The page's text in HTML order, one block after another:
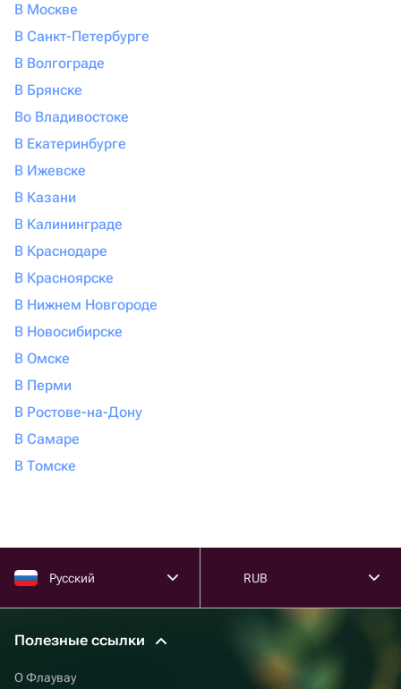
В Москве
В Санкт-Петербурге
В Волгограде
В Брянске
Во Владивостоке
В Екатеринбурге
В Ижевске
В Казани
В Калининграде
В Краснодаре
В Красноярске
В Нижнем Новгороде
В Новосибирске
В Омске
В Перми
В Ростове-на-Дону
В Самаре
В Томске
Русский RUB
Полезные ссылки
О Флаувау